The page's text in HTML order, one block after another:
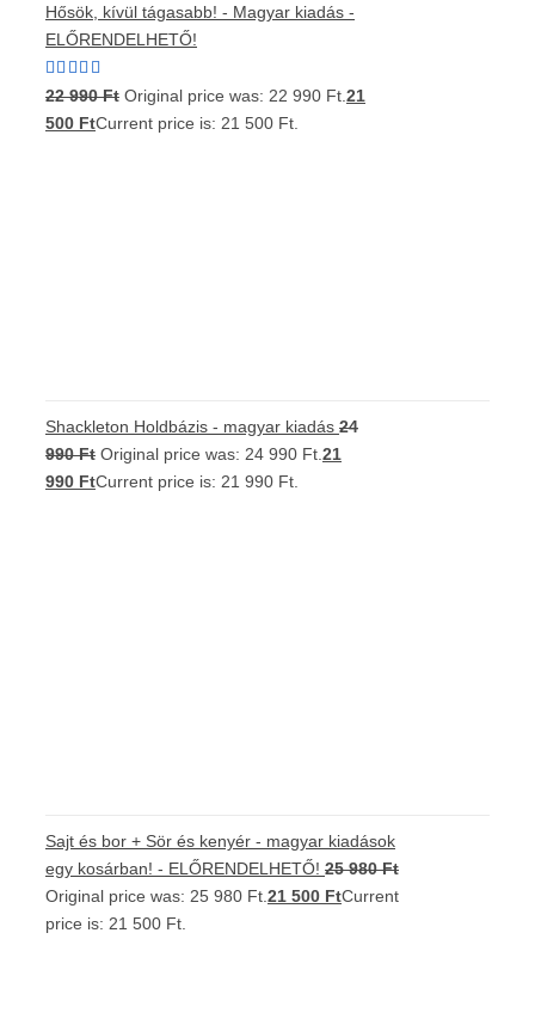
Hősök, kívül tágasabb! - Magyar kiadás -
ELŐRENDELHETŐ!
Értékelés:
22 990Ft Original price was: 22 990 Ft. 21
500 FtCurrent price is: 21 500 Ft.
Shackleton Holdbázis - magyar kiadás 24
990Ft Original price was: 24 990 Ft. 21
990 FtCurrent price is: 21 990 Ft.
Sajt és bor + Sör és kenyér - magyar kiadások
egy kosárban! - ELŐRENDELHETŐ! 25 980Ft
Original price was: 25 980 Ft. 21 500 FtCurrent
price is: 21 500 Ft.